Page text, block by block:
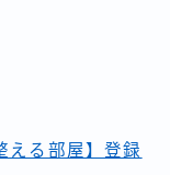
える部屋】登録